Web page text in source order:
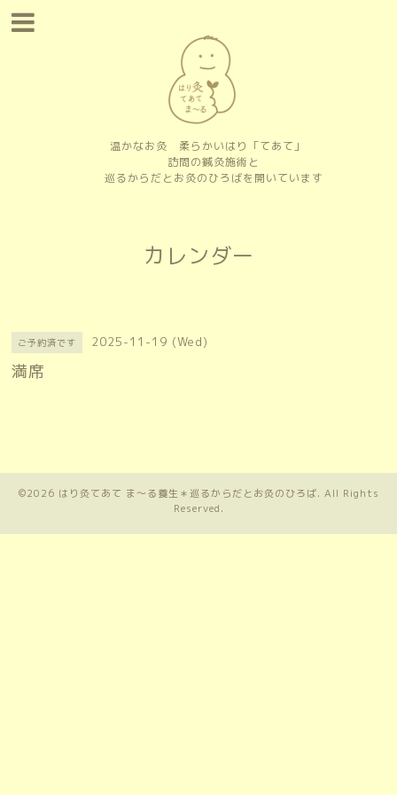
温かなお灸 柔らかいはり「てあて」
訪問の鍼灸施術と
巡るからだとお灸のひろばを開いています
カレンダー
ご予約済です 2025-11-19 (Wed)
満席
©2026 はり灸てあて ま〜る養生＊巡るからだとお灸のひろば. All Rights
Reserved.